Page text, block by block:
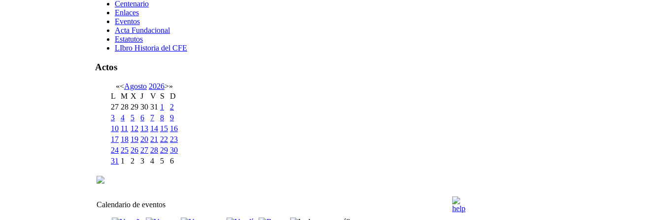
Centenario
Enlaces
Eventos
Acta Fundacional
Estatutos
LIbro Historia del CFE
Actos
«<Agosto 2026>»
L
M X J V S
D
27 28 29 30 31 1
2
3
4 5 6 7 8
9
10 11 12 13 14 15 16
17 18 19 20 21 22 23
24 25 26 27 28 29 30
31 1 2 3 4 5 6
Calendario de eventos